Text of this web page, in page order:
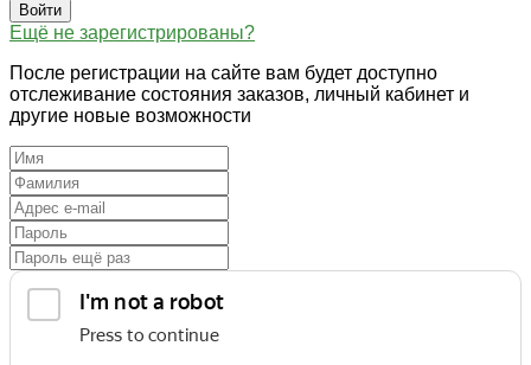
Войти
Ещё не зарегистрированы?
После регистрации на сайте вам будет доступно
отслеживание состояния заказов, личный кабинет и
другие новые возможности